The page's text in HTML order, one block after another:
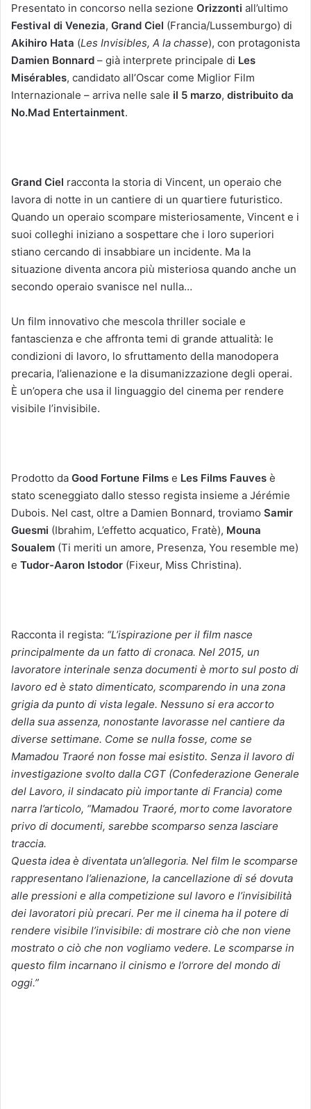
Presentato in concorso nella sezione Orizzonti all’ultimo
Festival di Venezia, Grand Ciel (Francia/Lussemburgo) di
Akihiro Hata (Les Invisibles, A la chasse), con protagonista
Damien Bonnard – già interprete principale di Les
Misérables, candidato all’Oscar come Miglior Film
Internazionale – arriva nelle sale il 5 marzo, distribuito da
No.Mad Entertainment.
Grand Ciel racconta la storia di Vincent, un operaio che
lavora di notte in un cantiere di un quartiere futuristico.
Quando un operaio scompare misteriosamente, Vincent e i
suoi colleghi iniziano a sospettare che i loro superiori
stiano cercando di insabbiare un incidente. Ma la
situazione diventa ancora più misteriosa quando anche un
secondo operaio svanisce nel nulla…
Un film innovativo che mescola thriller sociale e
fantascienza e che affronta temi di grande attualità: le
condizioni di lavoro, lo sfruttamento della manodopera
precaria, l’alienazione e la disumanizzazione degli operai.
È un’opera che usa il linguaggio del cinema per rendere
visibile l’invisibile.
Prodotto da Good Fortune Films e Les Films Fauves è
stato sceneggiato dallo stesso regista insieme a Jérémie
Dubois. Nel cast, oltre a Damien Bonnard, troviamo Samir
Guesmi (Ibrahim, L’effetto acquatico, Fratè), Mouna
Soualem (Ti meriti un amore, Presenza, You resemble me)
e Tudor-Aaron Istodor (Fixeur, Miss Christina).
Racconta il regista: “L’ispirazione per il film nasce
principalmente da un fatto di cronaca. Nel 2015, un
lavoratore interinale senza documenti è morto sul posto di
lavoro ed è stato dimenticato, scomparendo in una zona
grigia da punto di vista legale. Nessuno si era accorto
della sua assenza, nonostante lavorasse nel cantiere da
diverse settimane. Come se nulla fosse, come se
Mamadou Traoré non fosse mai esistito. Senza il lavoro di
investigazione svolto dalla CGT (Confederazione Generale
del Lavoro, il sindacato più importante di Francia) come
narra l’articolo, “Mamadou Traoré, morto come lavoratore
privo di documenti, sarebbe scomparso senza lasciare
traccia.
Questa idea è diventata un’allegoria. Nel film le scomparse
rappresentano l’alienazione, la cancellazione di sé dovuta
alle pressioni e alla competizione sul lavoro e l’invisibilità
dei lavoratori più precari. Per me il cinema ha il potere di
rendere visibile l’invisibile: di mostrare ciò che non viene
mostrato o ciò che non vogliamo vedere. Le scomparse in
questo film incarnano il cinismo e l’orrore del mondo di
oggi.”